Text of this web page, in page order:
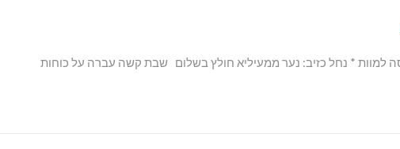
למוות * נחל כזיב: נער ממעיליא חולץ בשלום שבת קשה עברה על כוחות